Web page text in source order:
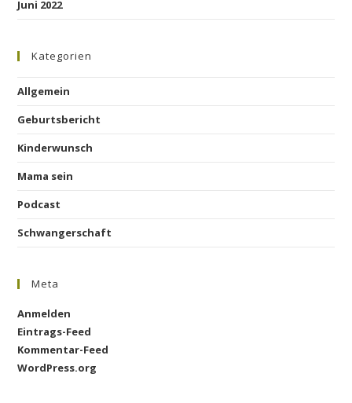
Juni 2022
Kategorien
Allgemein
Geburtsbericht
Kinderwunsch
Mama sein
Podcast
Schwangerschaft
Meta
Anmelden
Eintrags-Feed
Kommentar-Feed
WordPress.org